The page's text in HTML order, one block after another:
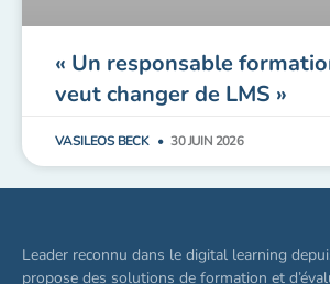
« Un responsable
veut changer de LMS »
VASILEOS BECK 30 JUIN 2026
Leader reconnu dans le digital learning
propose des solutions de formation et